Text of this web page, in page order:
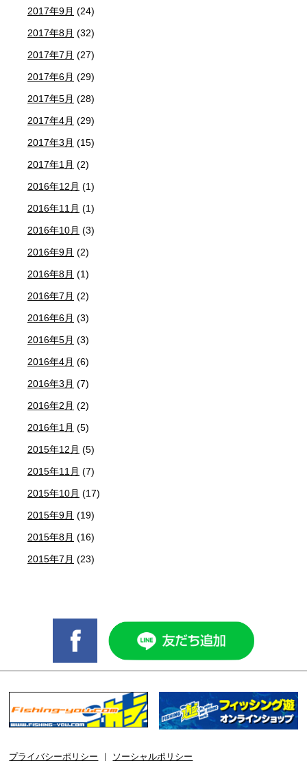
2017年9月 (24)
2017年8月 (32)
2017年7月 (27)
2017年6月 (29)
2017年5月 (28)
2017年4月 (29)
2017年3月 (15)
2017年1月 (2)
2016年12月 (1)
2016年11月 (1)
2016年10月 (3)
2016年9月 (2)
2016年8月 (1)
2016年7月 (2)
2016年6月 (3)
2016年5月 (3)
2016年4月 (6)
2016年3月 (7)
2016年2月 (2)
2016年1月 (5)
2015年12月 (5)
2015年11月 (7)
2015年10月 (17)
2015年9月 (19)
2015年8月 (16)
2015年7月 (23)
プライバシーポリシー ソーシャルポリシー